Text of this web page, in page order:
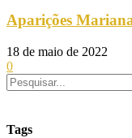
Aparições
18 de maio de 2022
0
Tags